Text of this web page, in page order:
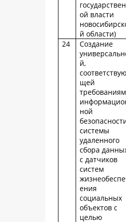
ой власти
й области)
24
Создание
й,
соответствую
щей
требованиям
ной
системы
удаленного
сбора
с датчиков
систем
ения
социальных
объектов с
целью